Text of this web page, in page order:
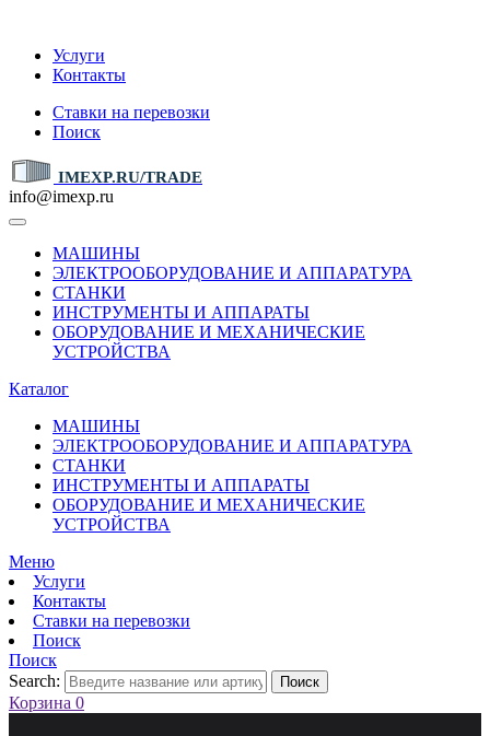
Услуги
Контакты
Ставки на перевозки
Поиск
IMEXP.RU/TRADE
info@imexp.ru
МАШИНЫ
ЭЛЕКТРООБОРУДОВАНИЕ И АППАРАТУРА
СТАНКИ
ИНСТРУМЕНТЫ И АППАРАТЫ
ОБОРУДОВАНИЕ И МЕХАНИЧЕСКИЕ
УСТРОЙСТВА
Каталог
МАШИНЫ
ЭЛЕКТРООБОРУДОВАНИЕ И АППАРАТУРА
СТАНКИ
ИНСТРУМЕНТЫ И АППАРАТЫ
ОБОРУДОВАНИЕ И МЕХАНИЧЕСКИЕ
УСТРОЙСТВА
Меню
Услуги
Контакты
Ставки на перевозки
Поиск
Поиск
Search:
Поиск
Корзина 0